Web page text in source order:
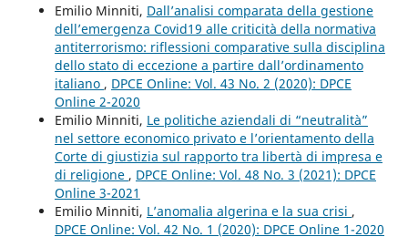
Emilio Minniti, Dall’analisi comparata della gestione
dell’emergenza Covid19 alle criticità della normativa
antiterrorismo: riflessioni comparative sulla disciplina
dello stato di eccezione a partire dall’ordinamento
italiano , DPCE Online: Vol. 43 No. 2 (2020): DPCE
Online 2-2020
Emilio Minniti, Le politiche aziendali di “neutralità”
nel settore economico privato e l’orientamento della
Corte di giustizia sul rapporto tra libertà di impresa e
di religione , DPCE Online: Vol. 48 No. 3 (2021): DPCE
Online 3-2021
Emilio Minniti, L’anomalia algerina e la sua crisi ,
DPCE Online: Vol. 42 No. 1 (2020): DPCE Online 1-2020